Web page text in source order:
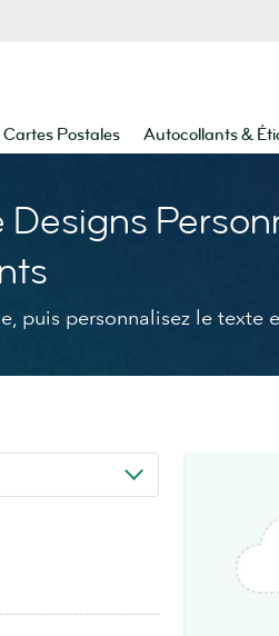
Cartes Postales Autocollants &
Designs
puis personnalisez le texte